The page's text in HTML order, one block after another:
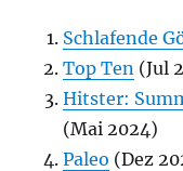
Schlafende
Top Ten (Jul
Hitster:
(Mai 2024)
Paleo (Dez